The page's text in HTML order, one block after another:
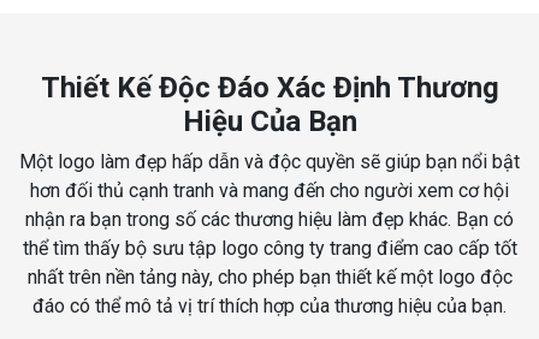
Thiết Kế Độc Đáo Xác Định Thương
Hiệu Của Bạn
Một logo làm đẹp hấp dẫn và độc quyền sẽ giúp bạn nổi bật
hơn đối thủ cạnh tranh và mang đến cho người xem cơ hội
nhận ra bạn trong số các thương hiệu làm đẹp khác. Bạn có
thể tìm thấy bộ sưu tập logo công ty trang điểm cao cấp tốt
nhất trên nền tảng này, cho phép bạn thiết kế một logo độc
đáo có thể mô tả vị trí thích hợp của thương hiệu của bạn.